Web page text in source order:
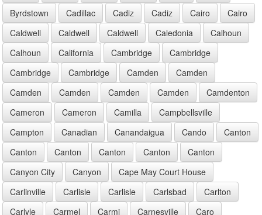
Byrdstown
Cadillac Cadiz Cadiz Cairo
Cairo
Caldwell
Caldwell Caldwell Caledonia
Calhoun
Calhoun
California Cambridge
Cambridge
Cambridge
Cambridge Camden
Camden
Camden
Camden Camden Camden
Camdenton
Cameron
Cameron Camilla
Campbellsville
Campton
Canadian Canandaigua Cando
Canton
Canton
Canton Canton Canton
Canton
Canyon City
Canyon
Cape May Court House
Carlinville
Carlisle Carlisle Carlsbad
Carlton
Carlyle
Carmel Carmi Carnesville Caro